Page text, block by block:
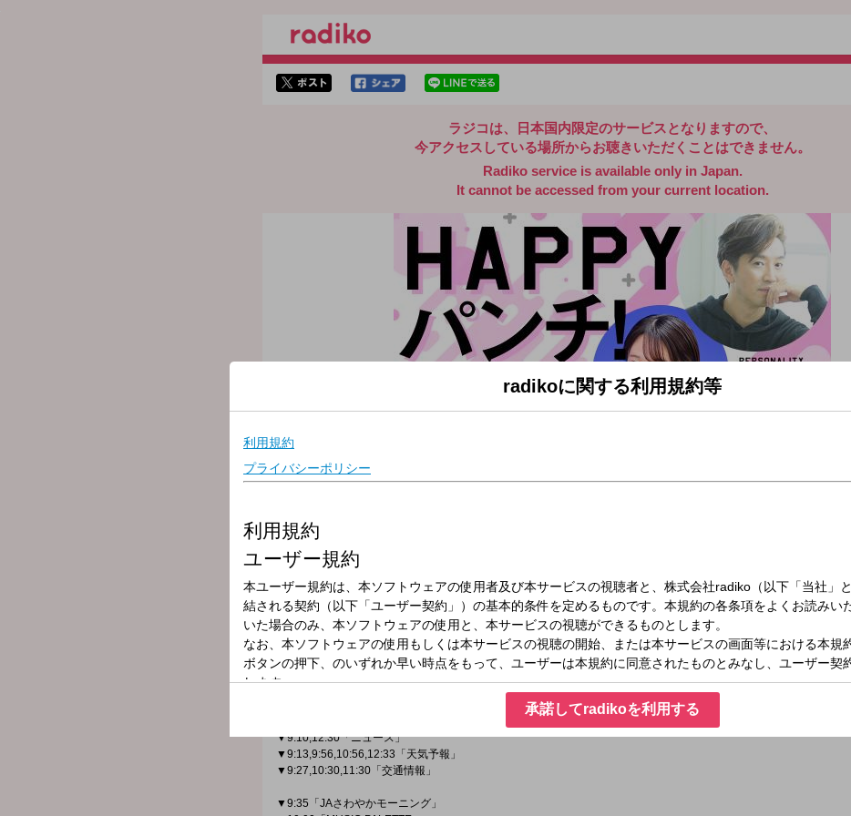
ラジコは、日本国内限定のサービスとなりますので、
今アクセスしている場所からお聴きいただくことはできません。
Radiko service is available only in Japan.
It cannot be accessed from your current location.
放送時間
2026年5月26日（火）09:00～11:00
番組名
HAPPYパンチ！ ①
「辛いことなんか、PUNCHで吹き飛ばしてHAPPYになろう！なんとかなるよ！」というメッセージを込めて放送中！
地元茨城出身のシンガーソングライター『KATSUMI』、
ロックバンド「スキップカウズ」のボーカル『イマヤス』、
アコースティックデュオ「京太朗と晴彦」のボーカル『京太朗』
5人の女性アシスタントの若い感性をプラスして楽しい時間をお届けします！
▼9:10,12:30「ニュース」
▼9:13,9:56,10:56,12:33「天気予報」
▼9:27,10:30,11:30「交通情報」
▼9:35「JAさわやかモーニング」
radikoに関する利用規約等
承諾してradikoを利用する